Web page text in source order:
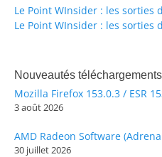
Le Point WInsider : les sorties
Le Point WInsider : les sorties
Nouveautés téléchargements
Mozilla Firefox 153.0.3 / ESR
3 août 2026
AMD Radeon Software
30 juillet 2026